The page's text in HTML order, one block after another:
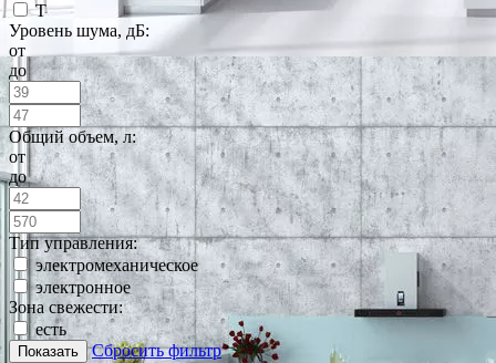
T
Уровень шума, дБ:
от
до
Общий объем, л:
от
до
Тип управления:
электромеханическое
электронное
Зона свежести:
есть
Показать Сбросить фильтр